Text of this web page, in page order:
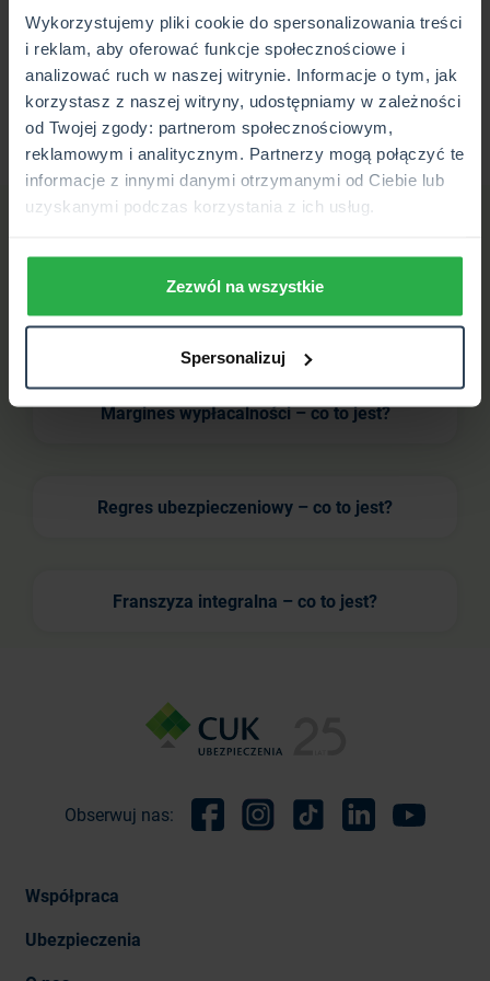
Wykorzystujemy pliki cookie do spersonalizowania treści
i reklam, aby oferować funkcje społecznościowe i
analizować ruch w naszej witrynie. Informacje o tym, jak
korzystasz z naszej witryny, udostępniamy w zależności
od Twojej zgody: partnerom społecznościowym,
reklamowym i analitycznym. Partnerzy mogą połączyć te
informacje z innymi danymi otrzymanymi od Ciebie lub
uzyskanymi podczas korzystania z ich usług.
Zezwól na wszystkie
Spersonalizuj
o dopłatach do ubezpieczeń upraw rolnych i zwierząt
gospodarskich, ustawy o ubezpieczeniach obowiązkowych,
Ubezpieczeniowym Funduszu Gwarancyjnym i Polskim
Biurze Ubezpieczycieli Komunikacyjnych.
Sprawdź powiązane hasła
Zadośćuczynienie – co to jest?
Margines wypłacalności – co to jest?
Regres ubezpieczeniowy – co to jest?
Franszyza integralna – co to jest?
Obserwuj nas:
Współpraca
Ubezpieczenia